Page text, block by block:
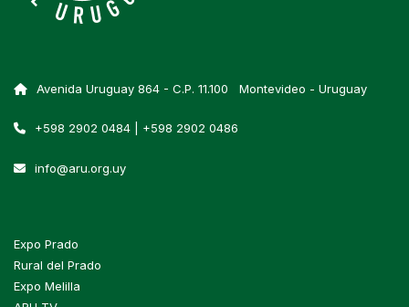
Avenida Uruguay 864 - C.P. 11.100 Montevideo - Uruguay
+598 2902 0484 | +598 2902 0486
info@aru.org.uy
Expo Prado
Rural del Prado
Expo Melilla